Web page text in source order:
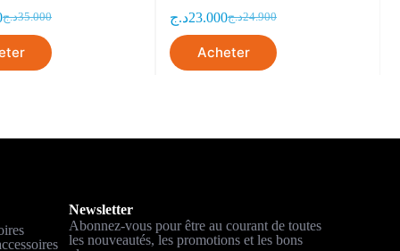
35.000د.ج 24.900د.ج23.000د.ج
Acheter
Newsletter
Abonnez-vous pour être au courant de toutes
les nouveautés, les promotions et les bons